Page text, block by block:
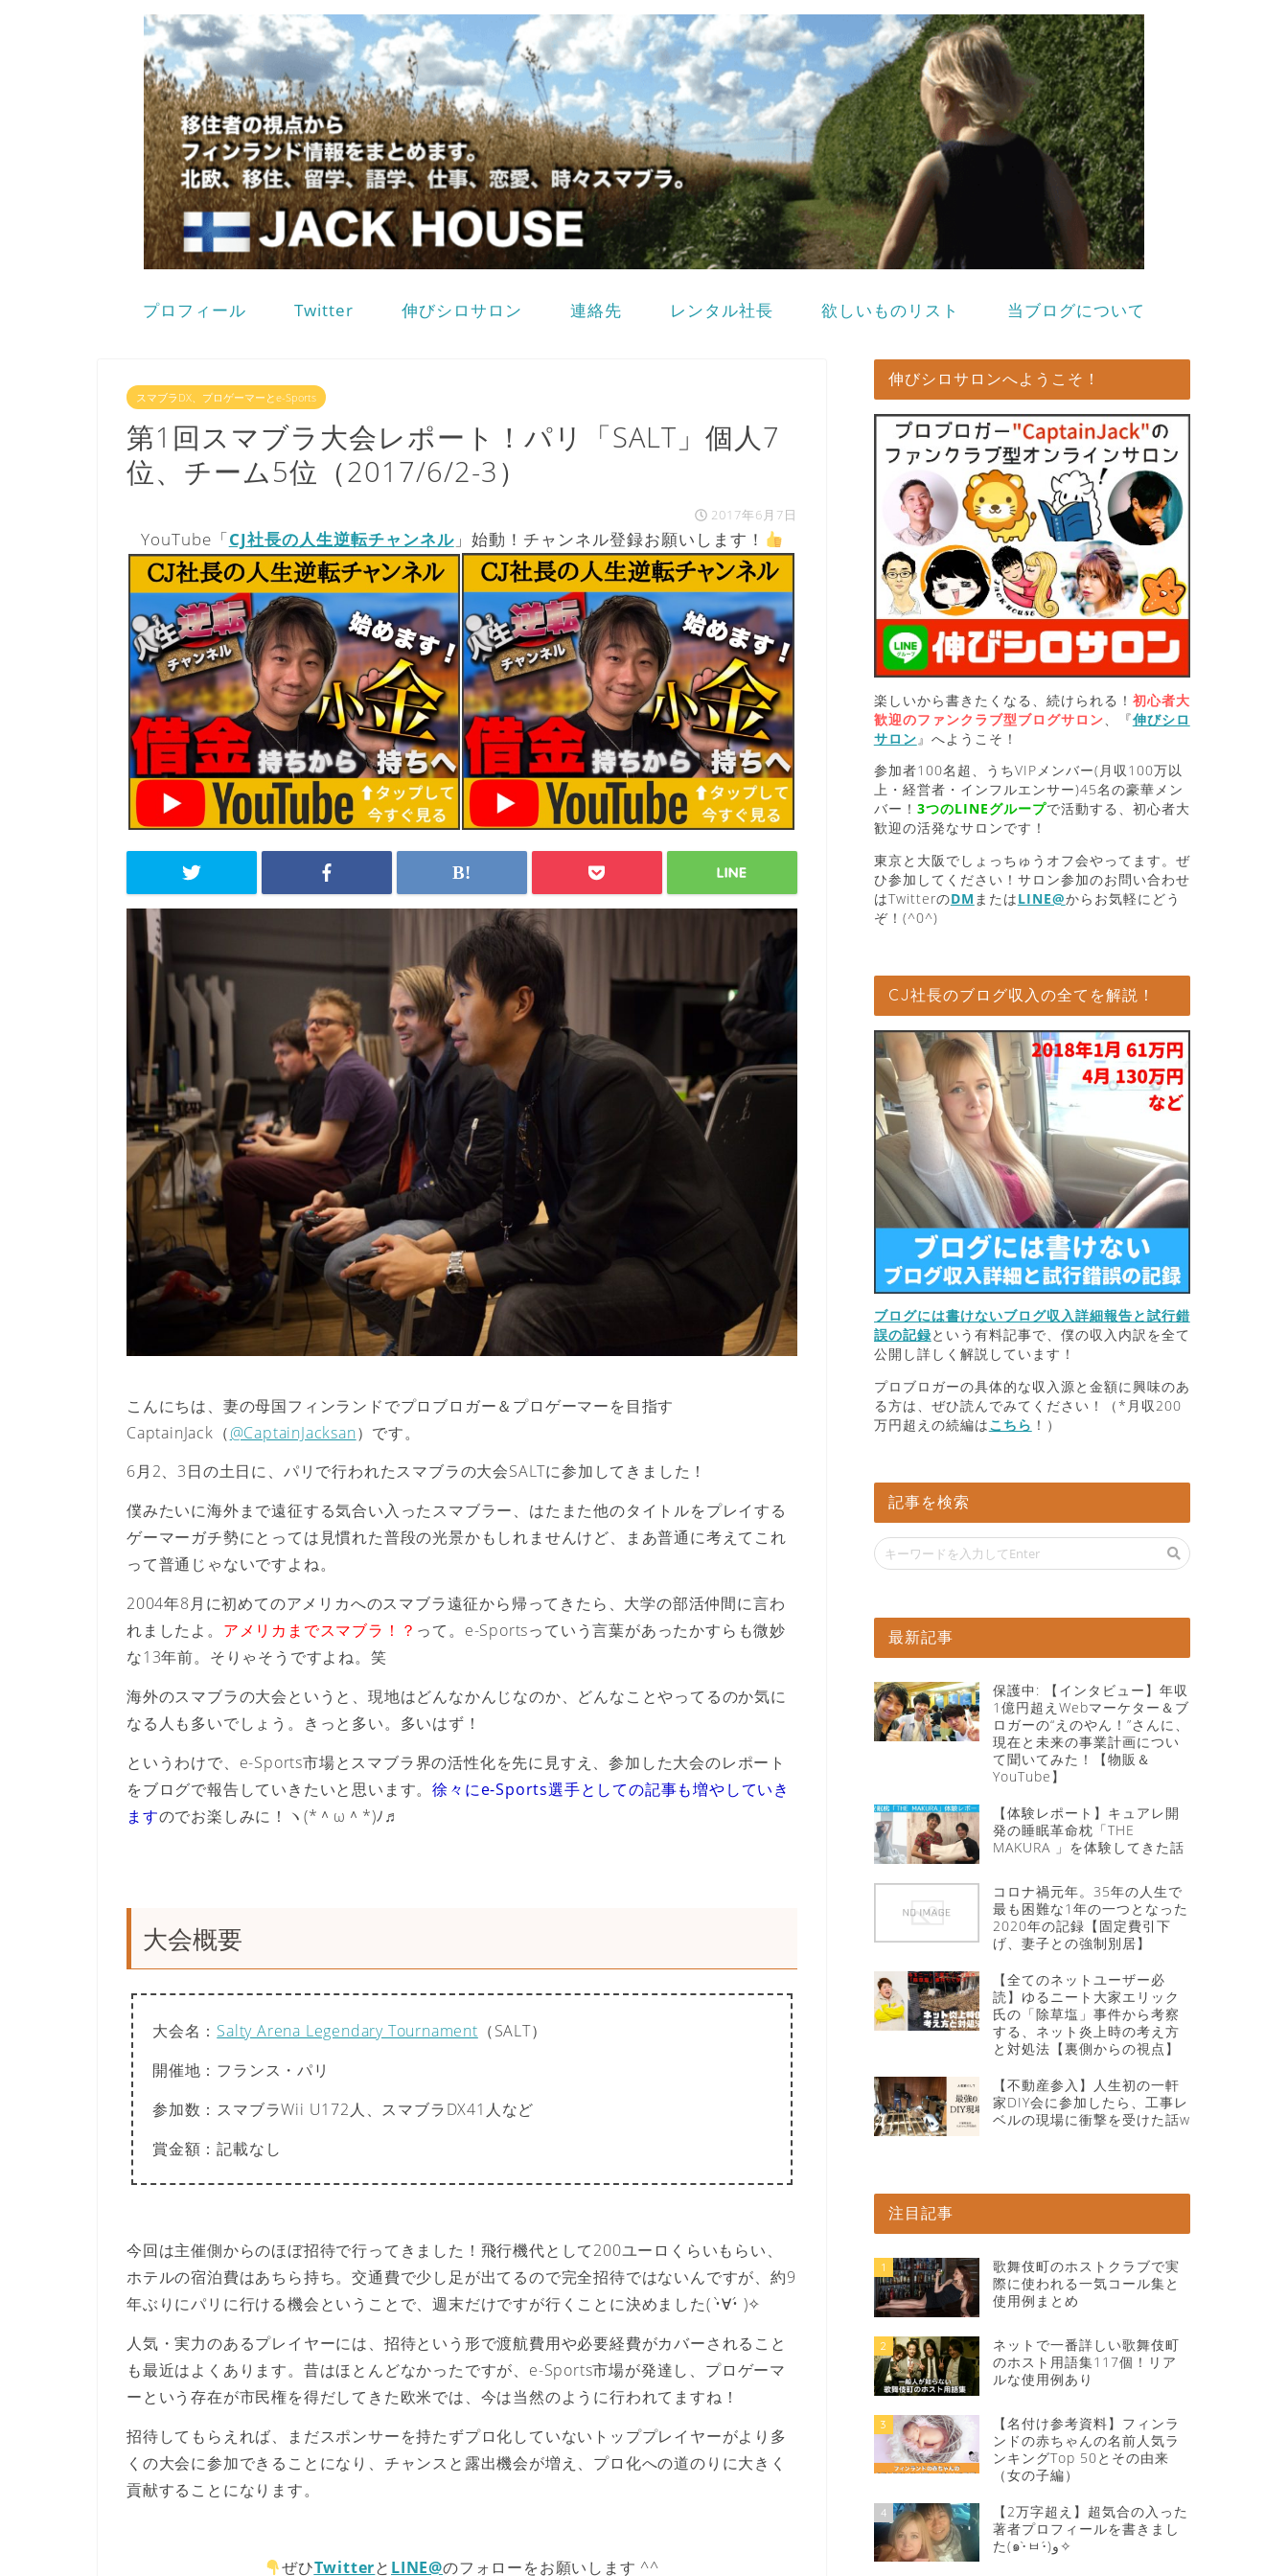
プロフィール Twitter 伸びシロサロン 連絡先 レンタル社長 欲しいものリスト 当ブログについて
スマブラDX、プロゲーマーとe-Sports
第1回スマブラ大会レポート！パリ「SALT」個人7
位、チーム5位（2017/6/2-3）
2017年6月7日
YouTube「CJ社長の人生逆転チャンネル」始動！チャンネル登録お願いします！
こんにちは、妻の母国フィンランドでプロブロガー＆プロゲーマーを目指す
CaptainJack（@CaptainJacksan）です。
6月2、3日の土日に、パリで行われたスマブラの大会SALTに参加してきました！
僕みたいに海外まで遠征する気合い入ったスマブラー、はたまた他のタイトルをプレイする
ゲーマーガチ勢にとっては見慣れた普段の光景かもしれませんけど、まあ普通に考えて これ
って普通じゃないですよね。
2004年8月に初めてのアメリカへのスマブラ遠征から帰ってきたら、大学の部活仲間に言わ
れましたよ。 アメリカまでスマブラ！？ って。e-Sportsっていう言葉があったかすらも微妙
な13年前。そりゃそうですよね。笑
海外のスマブラの大会というと、現地はどんなかんじなのか、どんなことやってるのか気に
なる人も多いでしょう。きっと多い。多いはず！
というわけで、e-Sports市場とスマブラ界の活性化を先に見すえ、参加した大会のレポート
をブログで報告していきたいと思います。徐々にe-Sports選手としての記事も増やしていき
ますのでお楽しみに！ヽ(*＾ω＾*)ﾉ♬
大会概要
大会名 ： Salty Arena Legendary Tournament （SALT）
開催地 ：フランス・パリ
参加数 ：スマブラWii U172人、スマブラDX41人など
賞金額 ：記載なし
今回は主催側からのほぼ招待で行ってきました！飛行機代として200ユーロくらいもらい、
ホテルの宿泊費はあちら持ち。交通費で少し足が出てるので完全招待ではないんですが、約9
年ぶりにパリに行ける機会ということで、週末だけですが行くことに決めました( •̀∀•́ )✧
人気・実力のあるプレイヤーには、招待という形で渡航費用や必要経費がカバーされること
も最近はよくあります。昔はほとんどなかったですが、e-Sports市場が発達し、プロゲーマ
ーという存在が市民権を得だしてきた欧米では、今は当然のように行われてますね！
招待してもらえれば、まだスポンサーを持たずプロ化していないトッププレイヤーがより多
くの大会に参加できることになり、チャンスと露出機会が増え、プロ化への道のりに大きく
貢献することになります。
ぜひTwitterと LINE@のフォローをお願いします ^^
伸びシロサロンへようこそ！
楽しいから書きたくなる、続けられる！ 初心者大
歓迎のファンクラブ型ブログサロン 、『伸びシロ
サロン 』へようこそ！
参加者100名超、うちVIPメンバー(月収100万以
上・経営者・インフルエンサー)45名の豪華メン
バー！ 3つのLINEグループで活動する、初心者大
歓迎の活発なサロンです！
東京と大阪でしょっちゅうオフ会やってます。ぜ
ひ参加してください！サロン参加のお問い合わせ
はTwitterのDM またはLINE@からお気軽にどう
ぞ！(^0^)
CJ社長のブログ収入の全てを解説！
ブログには書けないブログ収入詳細報告と試行錯
誤の記録という有料記事で、僕の収入内訳を全て
公開し詳しく解説しています！
プロブロガーの具体的な収入源と金額に興味のあ
る方は、ぜひ読んでみてください！（*月収200
万円超えの続編はこちら ！）
記事を検索
最新記事
保護中: 【インタビュー】年収
1億円超えWebマーケター＆ブ
ロガーの“えのやん！”さんに、
現在と未来の事業計画につい
て聞いてみた！【物販＆
YouTube】
【体験レポート】キュアレ開
発の睡眠革命枕「THE
MAKURA 」を体験してきた話
コロナ禍元年。35年の人生で
最も困難な1年の一つとなった
2020年の記録【固定費引下
げ、妻子との強制別居】
【全てのネットユーザー必
読】ゆるニート大家エリック
氏の「除草塩」事件から考察
する、ネット炎上時の考え方
と対処法【裏側からの視点】
【不動産参入】人生初の一軒
家DIY会に参加したら、工事レ
ベルの現場に衝撃を受けた話w
注目記事
1
歌舞伎町のホストクラブで実
際に使われる一気コール集と
使用例まとめ
2
ネットで一番詳しい歌舞伎町
のホスト用語集117個！リア
ルな使用例あり
3
【名付け参考資料】フィンラ
ンドの赤ちゃんの名前人気ラ
ンキングTop 50とその由来
（女の子編）
4
【2万字超え】超気合の入った
著者プロフィールを書きまし
た(๑•̀ㅂ•́)و✧